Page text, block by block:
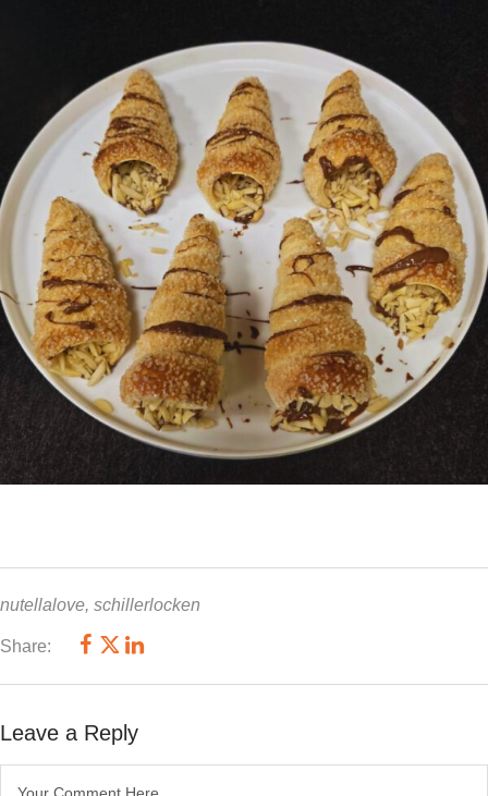
nutellalove, schillerlocken
Share:
Leave a Reply